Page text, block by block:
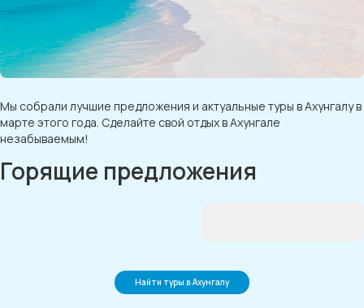
Мы собрали лучшие предложения и актуальные туры в Ахунгалу в
марте этого года. Сделайте свой отдых в Ахунгале
незабываемым!
Горящие предложения
Найти туры в Ахунгалу